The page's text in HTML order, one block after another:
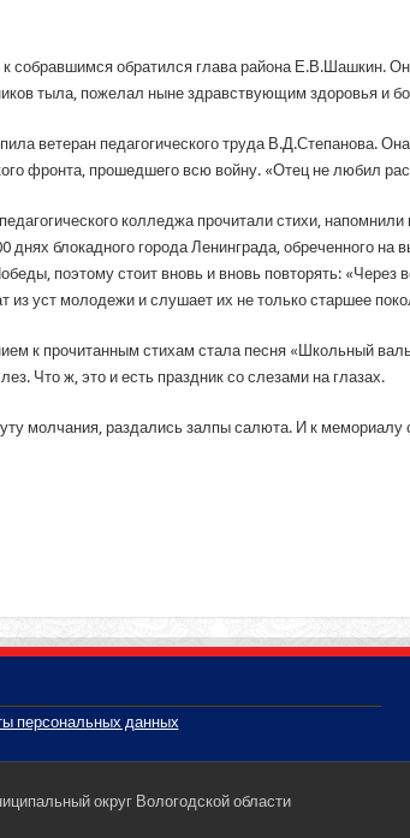
собравшимся обратился глава района Е.В.Шашкин.
тыла, пожелал ныне здравствующим здоровья и
ветеран педагогического труда В.Д.Степанова.
фронта, прошедшего всю войну. «Отец не любил
колледжа прочитали стихи,
днях блокадного города Ленинграда, обреченного
поэтому стоит вновь и вновь повторять: «Через
из уст молодежи и слушает их не только старшее
к прочитанным стихам стала песня «Школьный
Что ж, это и есть праздник со слезами на глазах.
молчания, раздались залпы салюта. И к
персональных данных
округ Вологодской области